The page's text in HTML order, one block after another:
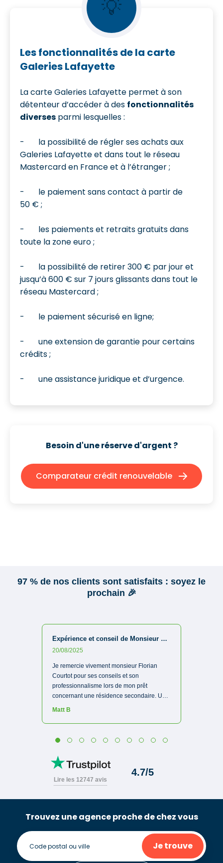
💡
Les fonctionnalités de la carte
Galeries Lafayette
La carte Galeries Lafayette permet à son
détenteur d’accéder à des fonctionnalités
diverses parmi lesquelles :
- la possibilité de régler ses achats aux
Galeries Lafayette et dans tout le réseau
Mastercard en France et à l’étranger ;
- le paiement sans contact à partir de
50 € ;
- les paiements et retraits gratuits dans
toute la zone euro ;
- la possibilité de retirer 300 € par jour et
jusqu’à 600 € sur 7 jours glissants dans tout le
réseau Mastercard ;
- le paiement sécurisé en ligne;
- une extension de garantie pour certains
crédits ;
- une assistance juridique et d’urgence.
Besoin d'une réserve d'argent ?
Comparateur crédit renouvelable
Trouvez une agence proche de chez vous
Je trouve